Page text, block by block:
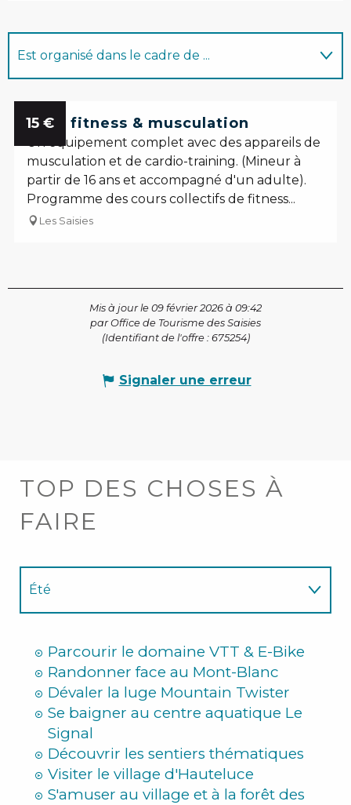
Est organisé dans le cadre de ...
En lien avec
Sur place
15 €
Salle fitness & musculation
Un équipement complet avec des appareils de
musculation et de cardio-training. (Mineur à
partir de 16 ans et accompagné d'un adulte).
Programme des cours collectifs de fitness...
Les Saisies
Mis à jour le 09 février 2026 à 09:42
par Office de Tourisme des Saisies
(Identifiant de l'offre : 675254)
Signaler une erreur
TOP DES CHOSES À
FAIRE
Été
Parcourir le domaine VTT & E-Bike
Randonner face au Mont-Blanc
Dévaler la luge Mountain Twister
Se baigner au centre aquatique Le
Signal
Découvrir les sentiers thématiques
Visiter le village d'Hauteluce
S'amuser au village et à la forêt des